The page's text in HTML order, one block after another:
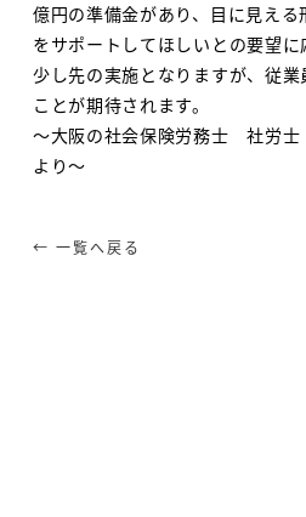
億円の準備金があり、目に見える
をサポートしてほしいとの要望に
少し先の実施となりますが、従
ことが期待されます。
～大阪の社会保険労務士 社労士
より～
← 一覧へ戻る